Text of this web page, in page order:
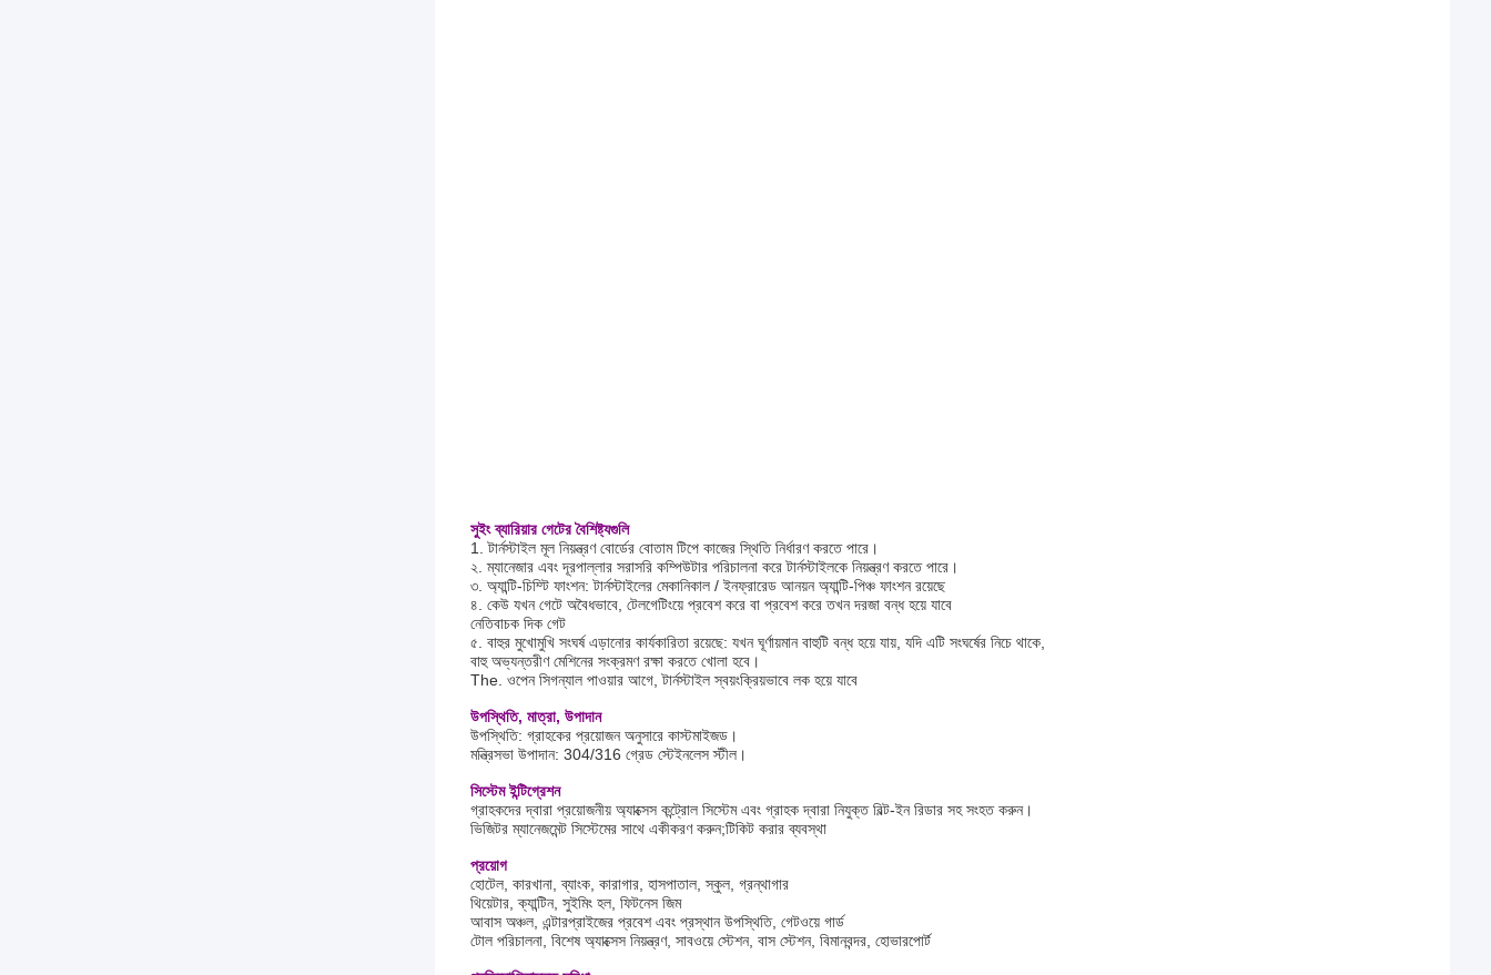
সুইং ব্যারিয়ার গেটের বৈশিষ্ট্যগুলি
1. টার্নস্টাইল মূল নিয়ন্ত্রণ বোর্ডের বোতাম টিপে কাজের স্থিতি নির্ধারণ করতে পারে।
২. ম্যানেজার এবং দূরপাল্লার সরাসরি কম্পিউটার পরিচালনা করে টার্নস্টাইলকে নিয়ন্ত্রণ করতে পারে।
৩. অ্যান্টি-চিম্টি ফাংশন: টার্নস্টাইলের মেকানিকাল / ইনফ্রারেড আনয়ন অ্যান্টি-পিঞ্চ ফাংশন রয়েছে
৪. কেউ যখন গেটে অবৈধভাবে, টেলগেটিংয়ে প্রবেশ করে বা প্রবেশ করে তখন দরজা বন্ধ হয়ে যাবে
নেতিবাচক দিক গেট
৫. বাহুর মুখোমুখি সংঘর্ষ এড়ানোর কার্যকারিতা রয়েছে: যখন ঘূর্ণায়মান বাহুটি বন্ধ হয়ে যায়, যদি এটি সংঘর্ষের নিচে থাকে,
বাহু অভ্যন্তরীণ মেশিনের সংক্রমণ রক্ষা করতে খোলা হবে।
The. ওপেন সিগন্যাল পাওয়ার আগে, টার্নস্টাইল স্বয়ংক্রিয়ভাবে লক হয়ে যাবে
উপস্থিতি, মাত্রা, উপাদান
উপস্থিতি: গ্রাহকের প্রয়োজন অনুসারে কাস্টমাইজড।
মন্ত্রিসভা উপাদান: 304/316 গ্রেড স্টেইনলেস স্টীল।
সিস্টেম ইন্টিগ্রেশন
গ্রাহকদের দ্বারা প্রয়োজনীয় অ্যাক্সেস কন্ট্রোল সিস্টেম এবং গ্রাহক দ্বারা নিযুক্ত বিল্ট-ইন রিডার সহ সংহত করুন।
ভিজিটর ম্যানেজমেন্ট সিস্টেমের সাথে একীকরণ করুন;টিকিট করার ব্যবস্থা
প্রয়োগ
হোটেল, কারখানা, ব্যাংক, কারাগার, হাসপাতাল, স্কুল, গ্রন্থাগার
থিয়েটার, ক্যান্টিন, সুইমিং হল, ফিটনেস জিম
আবাস অঞ্চল, এন্টারপ্রাইজের প্রবেশ এবং প্রস্থান উপস্থিতি, গেটওয়ে গার্ড
টোল পরিচালনা, বিশেষ অ্যাক্সেস নিয়ন্ত্রণ, সাবওয়ে স্টেশন, বাস স্টেশন, বিমানবন্দর, হোভারপোর্ট